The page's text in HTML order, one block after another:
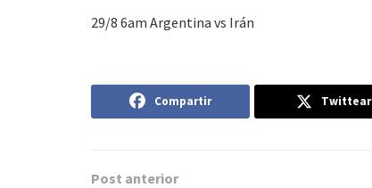
29/8 6am Argentina vs Irán
Compartir Twittear
Post anterior